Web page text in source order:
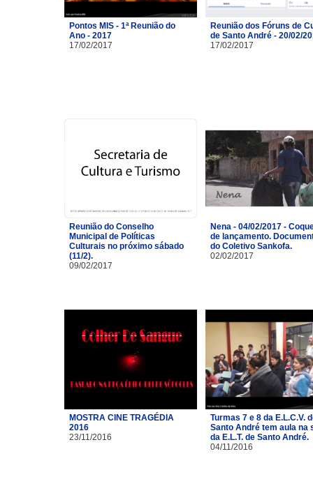
Pontos MIS - 1ª Reunião do
Ano - 2017
17/02/2017
Reunião dos Fóruns de
de Santo André - 20/02/
17/02/2017
Reunião do Conselho
Municipal de Políticas
Culturais no próximo sábado
(11/2).
09/02/2017
Nena - 04/02/2017 -
de lançamento.
do Coletivo Sankofa.
02/02/2017
MOSTRA CINE TRAGÉDIA
2016
23/11/2016
Turmas 7 e 8 da E.L.C.V.
Santo André tem aula na
da E.L.T. de Santo André.
04/11/2016